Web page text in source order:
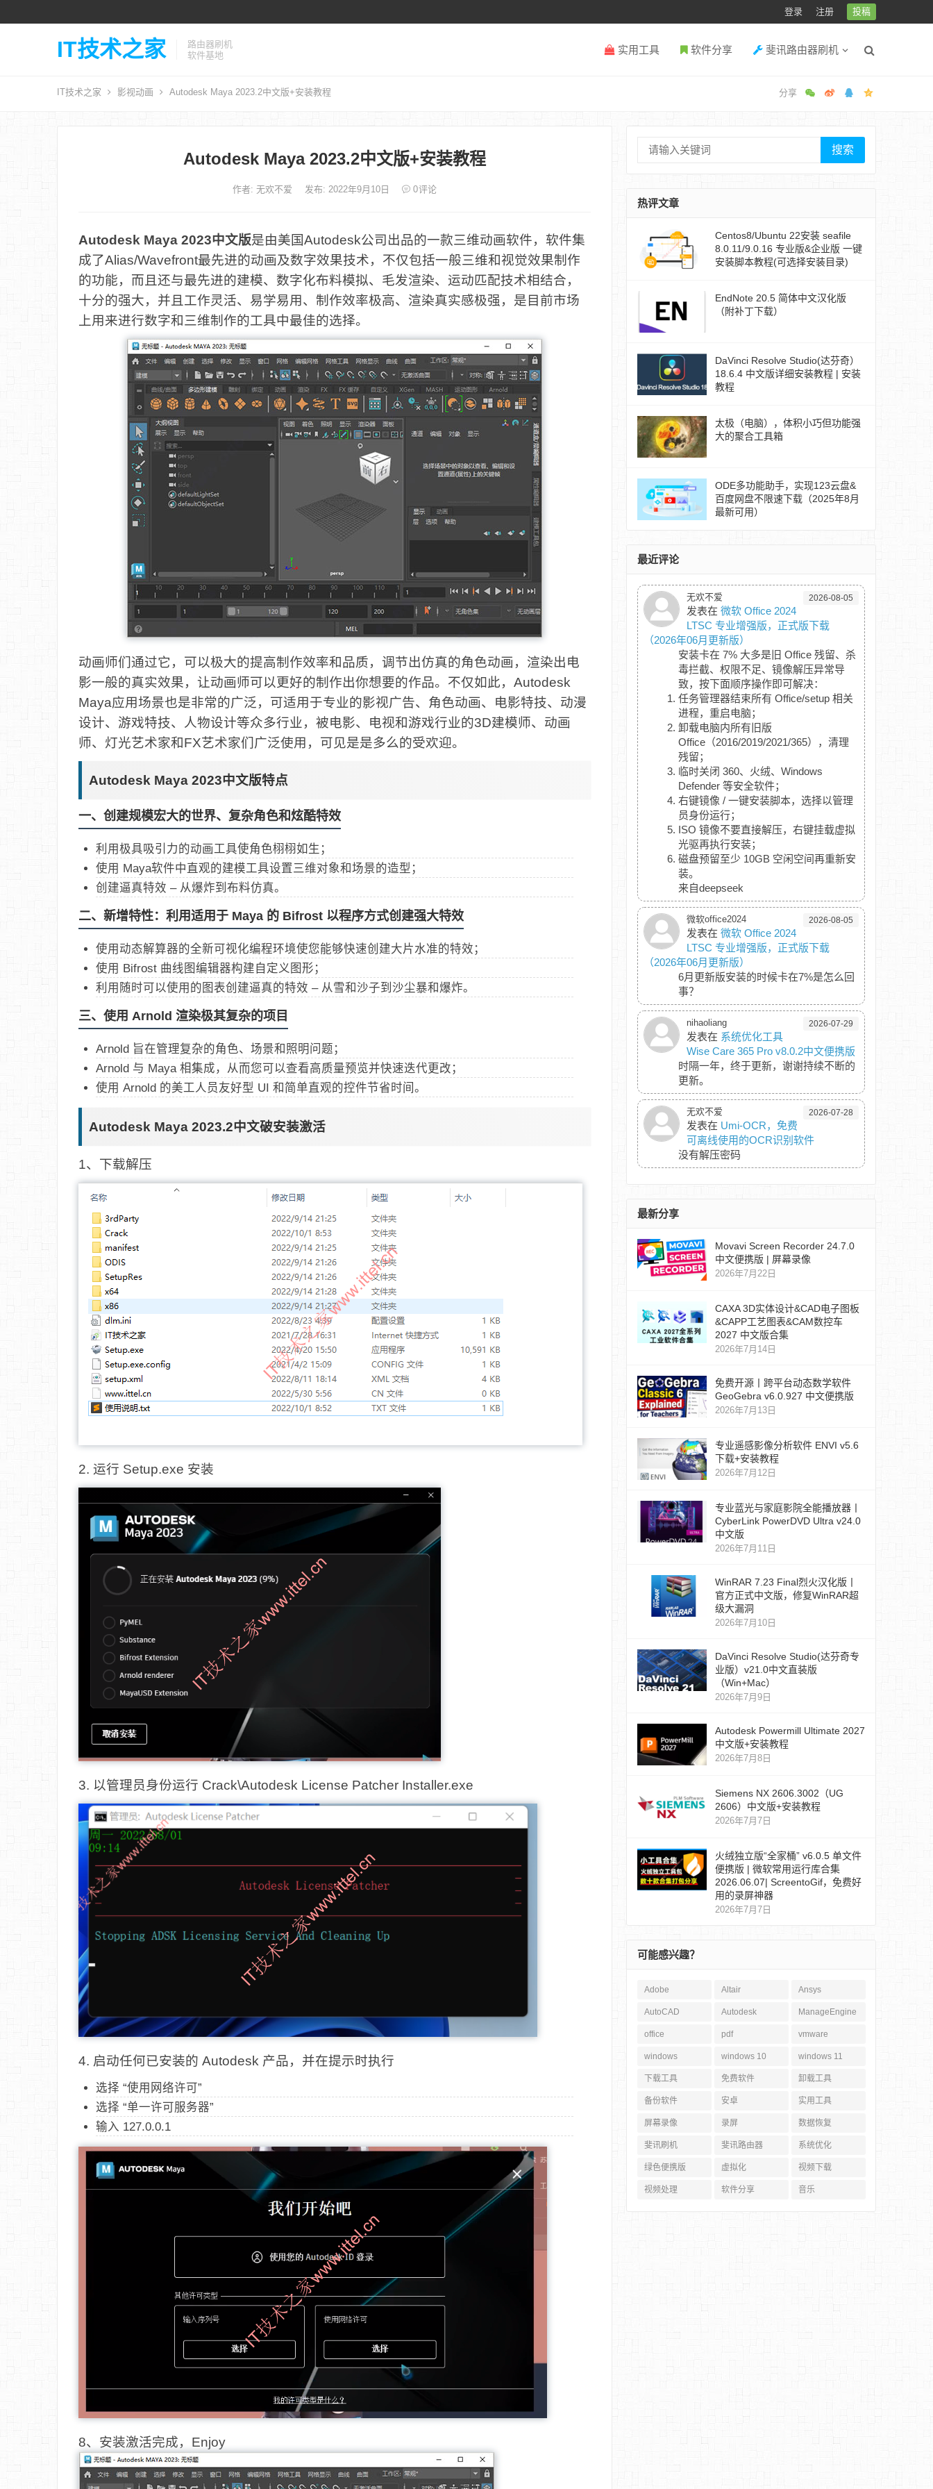
登录 注册 投稿
IT技术之家
路由器刷机
软件基地
实用工具 软件分享 斐讯路由器刷机
IT技术之家 影视动画 Autodesk Maya 2023.2中文版+安装教程
Autodesk Maya 2023.2中文版+安装教程
作者: 无欢不爱 发布: 2022年9月10日 0评论
Autodesk Maya 2023中文版是由美国Autodesk公司出品的一款三维动画软件，软件集
成了Alias/Wavefront最先进的动画及数字效果技术，不仅包括一般三维和视觉效果制作
的功能，而且还与最先进的建模、数字化布料模拟、毛发渲染、运动匹配技术相结合，
十分的强大，并且工作灵活、易学易用、制作效率极高、渲染真实感极强，是目前市场
上用来进行数字和三维制作的工具中最佳的选择。
动画师们通过它，可以极大的提高制作效率和品质，调节出仿真的角色动画，渲染出电
影一般的真实效果，让动画师可以更好的制作出你想要的作品。不仅如此，Autodesk
Maya应用场景也是非常的广泛，可适用于专业的影视广告、角色动画、电影特技、动漫
设计、游戏特技、人物设计等众多行业，被电影、电视和游戏行业的3D建模师、动画
师、灯光艺术家和FX艺术家们广泛使用，可见是是多么的受欢迎。
Autodesk Maya 2023中文版特点
一、创建规模宏大的世界、复杂角色和炫酷特效
利用极具吸引力的动画工具使角色栩栩如生；
使用 Maya软件中直观的建模工具设置三维对象和场景的造型；
创建逼真特效 – 从爆炸到布料仿真。
二、新增特性：利用适用于 Maya 的 Bifrost 以程序方式创建强大特效
使用动态解算器的全新可视化编程环境使您能够快速创建大片水准的特效；
使用 Bifrost 曲线图编辑器构建自定义图形；
利用随时可以使用的图表创建逼真的特效 – 从雪和沙子到沙尘暴和爆炸。
三、使用 Arnold 渲染极其复杂的项目
Arnold 旨在管理复杂的角色、场景和照明问题；
Arnold 与 Maya 相集成，从而您可以查看高质量预览并快速迭代更改；
使用 Arnold 的美工人员友好型 UI 和简单直观的控件节省时间。
Autodesk Maya 2023.2中文破安装激活
1、下载解压
2. 运行 Setup.exe 安装
3. 以管理员身份运行 Crack\Autodesk License Patcher Installer.exe
4. 启动任何已安装的 Autodesk 产品，并在提示时执行
选择 “使用网络许可”
选择 “单一许可服务器”
输入 127.0.0.1
8、安装激活完成，Enjoy
搜索
热评文章
Centos8/Ubuntu 22安装 seafile
8.0.11/9.0.16 专业版&企业版 一键
安装脚本教程(可选择安装目录)
EndNote 20.5 简体中文汉化版
（附补丁下载）
DaVinci Resolve Studio(达芬奇）
18.6.4 中文版详细安装教程 | 安装
教程
太极（电脑），体积小巧但功能强
大的聚合工具箱
ODE多功能助手，实现123云盘&
百度网盘不限速下载（2025年8月
最新可用）
最近评论
无欢不爱 2026-08-05
发表在 微软 Office 2024
LTSC 专业增强版，正式版下载
（2026年06月更新版）
安装卡在 7% 大多是旧 Office 残留、杀
毒拦截、权限不足、镜像解压异常导
致，按下面顺序操作即可解决：
任务管理器结束所有 Office/setup 相关
进程，重启电脑；
卸载电脑内所有旧版
Office（2016/2019/2021/365），清理
残留；
临时关闭 360、火绒、Windows
Defender 等安全软件；
右键镜像 / 一键安装脚本，选择以管理
员身份运行；
ISO 镜像不要直接解压，右键挂载虚拟
光驱再执行安装；
磁盘预留至少 10GB 空闲空间再重新安
装。
来自deepseek
微软office2024 2026-08-05
发表在 微软 Office 2024
LTSC 专业增强版，正式版下载
（2026年06月更新版）
6月更新版安装的时候卡在7%是怎么回
事？
nihaoliang 2026-07-29
发表在 系统优化工具
Wise Care 365 Pro v8.0.2中文便携版
时隔一年，终于更新，谢谢持续不断的
更新。
无欢不爱 2026-07-28
发表在 Umi-OCR，免费
可离线使用的OCR识别软件
没有解压密码
最新分享
Movavi Screen Recorder 24.7.0
中文便携版 | 屏幕录像
2026年7月22日
CAXA 3D实体设计&CAD电子图板
&CAPP工艺图表&CAM数控车
2027 中文版合集
2026年7月14日
免费开源丨跨平台动态数学软件
GeoGebra v6.0.927 中文便携版
2026年7月13日
专业遥感影像分析软件 ENVI v5.6
下载+安装教程
2026年7月12日
专业蓝光与家庭影院全能播放器丨
CyberLink PowerDVD Ultra v24.0
中文版
2026年7月11日
WinRAR 7.23 Final烈火汉化版丨
官方正式中文版，修复WinRAR超
级大漏洞
2026年7月10日
DaVinci Resolve Studio(达芬奇专
业版）v21.0中文直装版
（Win+Mac）
2026年7月9日
Autodesk Powermill Ultimate 2027
中文版+安装教程
2026年7月8日
Siemens NX 2606.3002（UG
2606）中文版+安装教程
2026年7月7日
火绒独立版“全家桶” v6.0.5 单文件
便携版 | 微软常用运行库合集
2026.06.07| ScreentoGif，免费好
用的录屏神器
2026年7月7日
可能感兴趣？
Adobe Altair Ansys
AutoCAD Autodesk ManageEngine
office pdf vmware
windows windows 10 windows 11
下载工具 免费软件 卸载工具
备份软件 安卓 实用工具
屏幕录像 录屏 数据恢复
斐讯刷机 斐讯路由器 系统优化
绿色便携版 虚拟化 视频下载
视频处理 软件分享 音乐